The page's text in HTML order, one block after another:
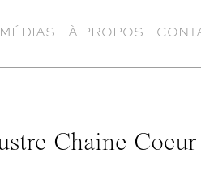
MÉDIAS À PROPOS
Chaine Coeur